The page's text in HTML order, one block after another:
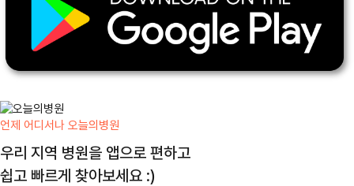
언제 어디서나 오늘의병원
우리 지역 병원을 앱으로 편하고
쉽고 빠르게 찾아보세요 :)